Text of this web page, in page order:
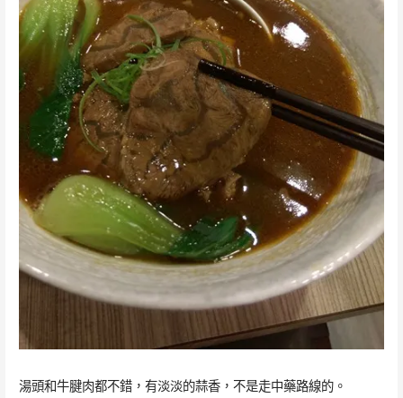
湯頭和牛腱肉都不錯，有淡淡的蒜香，不是走中藥路線的。